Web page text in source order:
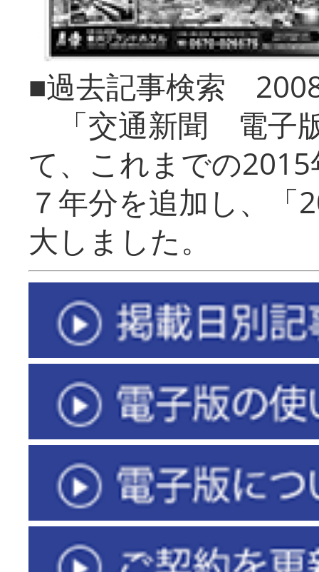
■過去記事検索
「交通新聞 電子
て、これまでの
７年分を追加し、「
大しまし